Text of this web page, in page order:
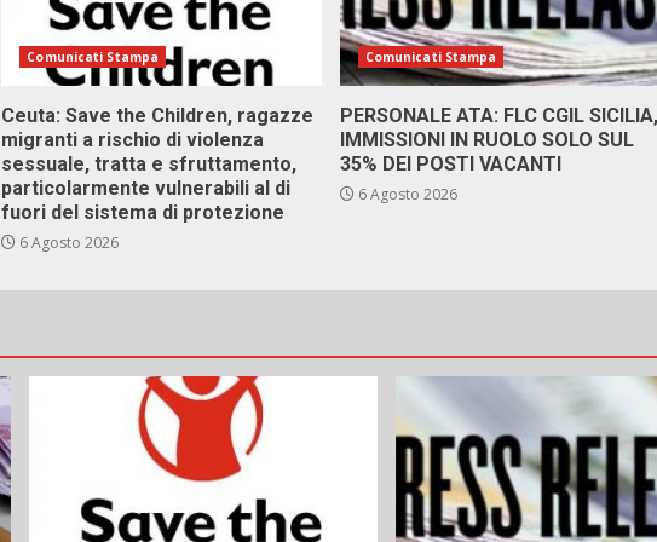
Comunicati Stampa
Ceuta: Save the Children, ragazze
migranti a rischio di violenza
sessuale, tratta e sfruttamento,
particolarmente vulnerabili al di
fuori del sistema di protezione
6 Agosto 2026
Comunicati Stampa
PERSONALE ATA: FLC CGIL SICILIA,
IMMISSIONI IN RUOLO SOLO SUL
35% DEI POSTI VACANTI
6 Agosto 2026